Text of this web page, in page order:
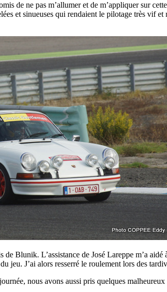
de ne pas m’allumer et de m’appliquer sur
et sinueuses qui rendaient le pilotage très vif
Blunik. L’assistance de José Lareppe m’a
jeu. J’ai alors resserré le roulement lors des
nous avons aussi pris quelques